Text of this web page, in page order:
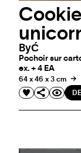
ByĆ
Pochoir sur
ex. + 4 EA
64 x 46 x 3 cm